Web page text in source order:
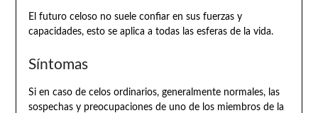
El futuro celoso no suele confiar en sus fuerzas y
capacidades, esto se aplica a todas las esferas de la vida.
Síntomas
Si en caso de celos ordinarios, generalmente normales, las
sospechas y preocupaciones de uno de los miembros de la